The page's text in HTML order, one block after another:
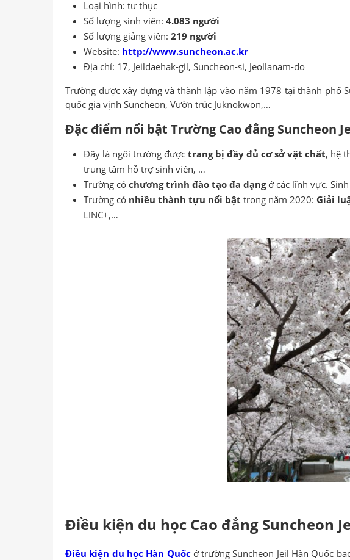
Loại hình: tư thục
Số lượng sinh viên: 4.083 người
Số lượng giảng viên: 219 người
Website: http://www.suncheon.ac.kr
Địa chỉ: 17, Jeildaehak-gil, Suncheon-si, Jeollanam-do
Trường được xây dựng và thành lập vào năm 1978 tại thành phố
quốc gia vịnh Suncheon, Vườn trúc Juknokwon,…
Đặc điểm nổi bật Trường Cao đẳng Suncheon
Đây là ngôi trường được trang bị đầy đủ cơ sở vật chất, hệ
trung tâm hỗ trợ sinh viên, …
Trường có chương trình đào tạo đa dạngở các lĩnh vực.
Trường có nhiều thành tựu nổi bật trong năm 2020: Giải
LINC+,…
Điều kiện du học Cao đẳng Suncheon
Điều kiện du học Hàn Quốc ở trường Suncheon Jeil Hàn Quốc